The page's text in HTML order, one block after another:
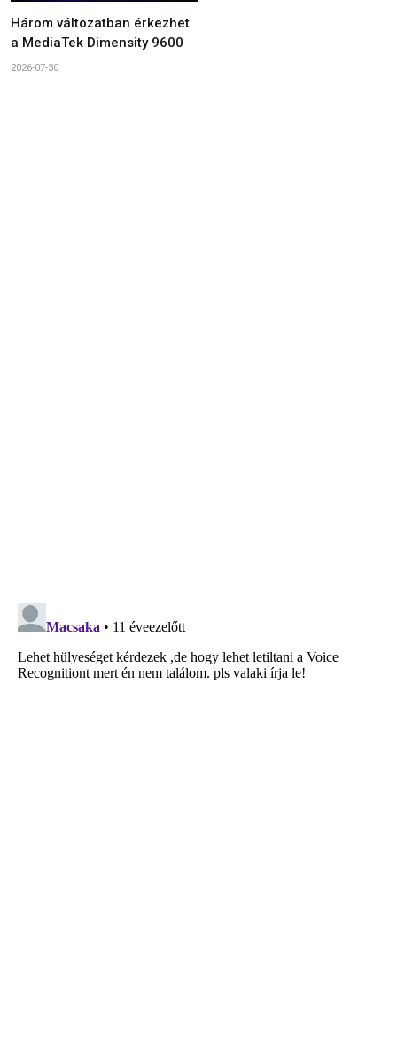
Három változatban érkezhet
a MediaTek Dimensity 9600
2026-07-30